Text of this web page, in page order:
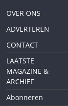
OVER ONS
ADVERTEREN
CONTACT
LAATSTE
MAGAZINE &
ARCHIEF
Abonneren